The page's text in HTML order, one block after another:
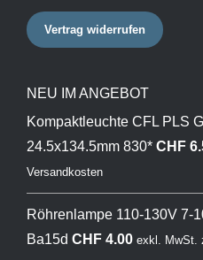
Vertrag widerrufen
NEU IM ANGEBOT
Kompaktleuchte CFL PLS
24.5x134.5mm 830* CHF
Versandkosten
Röhrenlampe 110-130V 7-
Ba15d CHF4.00 exkl. MwSt.